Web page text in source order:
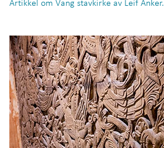
Artikkel om Vang stavkirke av Leif Anker.